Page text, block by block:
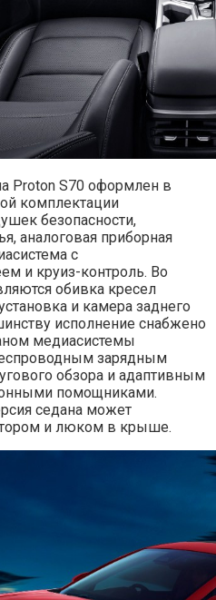
Proton S70 оформлен в
комплектации
безопасности,
аналоговая приборная
с
и круиз-контроль. Во
обивка кресел
и камера заднего
исполнение снабжено
медиасистемы
зарядным
обзора и адаптивным
помощниками.
седана может
и люком в крыше.